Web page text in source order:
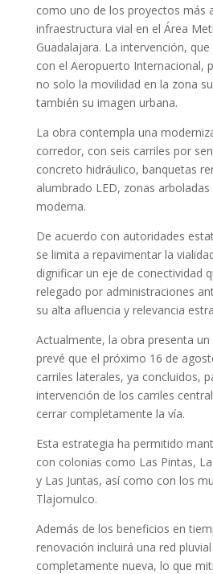
como uno de los proyectos más
infraestructura vial en el Área
Guadalajara. La intervención,
con el Aeropuerto Internacional,
no solo la movilidad en la zona
también su imagen urbana.
La obra contempla una
corredor, con seis carriles por
concreto hidráulico, banquetas
alumbrado LED, zonas arboladas
moderna.
De acuerdo con autoridades
se limita a repavimentar la
dignificar un eje de conectividad
relegado por administraciones
su alta afluencia y relevancia
Actualmente, la obra presenta un
prevé que el próximo 16 de
carriles laterales, ya concluidos,
intervención de los carriles
cerrar completamente la vía.
Esta estrategia ha permitido
con colonias como Las Pintas,
y Las Juntas, así como con los
Tlajomulco.
Además de los beneficios en
renovación incluirá una red
completamente nueva, lo que